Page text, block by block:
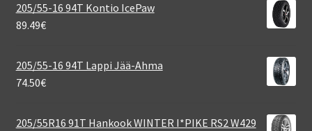
205/55-16 94T Kontio IcePaw
89.49€
205/55-16 94T Lappi Jää-Ahma
74.50€
205/55R16 91T Hankook WINTER I*PIKE RS2 W429